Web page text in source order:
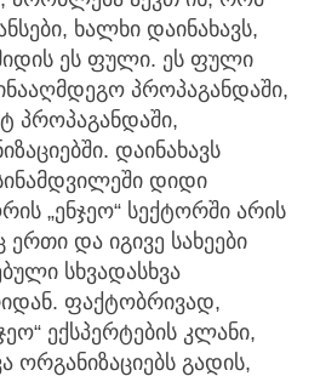
ხალხი დაინახავს,
ეს ფული. ეს ფული
პროპაგანდაში,
პროპაგანდაში,
დაინახავს
დიდი
„ენჯეო“ სექტორში არის
და იგივე სახეები
სხვადასხვა
ფაქტობრივად,
ექსპერტების კლანი,
ორგანიზაციებს გადის,